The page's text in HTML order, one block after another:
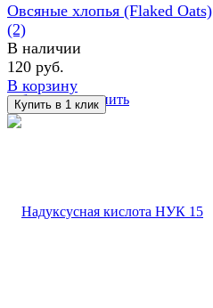
избранное сравнить
Овсяные хлопья (Flaked Oats)
(2)
В наличии
120 руб.
В корзину